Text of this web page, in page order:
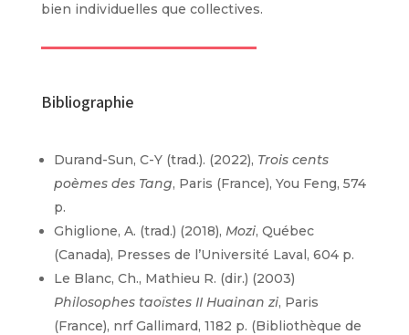
bien individuelles que collectives.
Bibliographie
Durand-Sun, C-Y (trad.). (2022), Trois cents
poèmes des Tang, Paris (France), You Feng, 574
p.
Ghiglione, A. (trad.) (2018), Mozi, Québec
(Canada), Presses de l’Université Laval, 604 p.
Le Blanc, Ch., Mathieu R. (dir.) (2003)
Philosophes taoïstes II Huainan zi, Paris
(France), nrf Gallimard, 1182 p. (Bibliothèque de